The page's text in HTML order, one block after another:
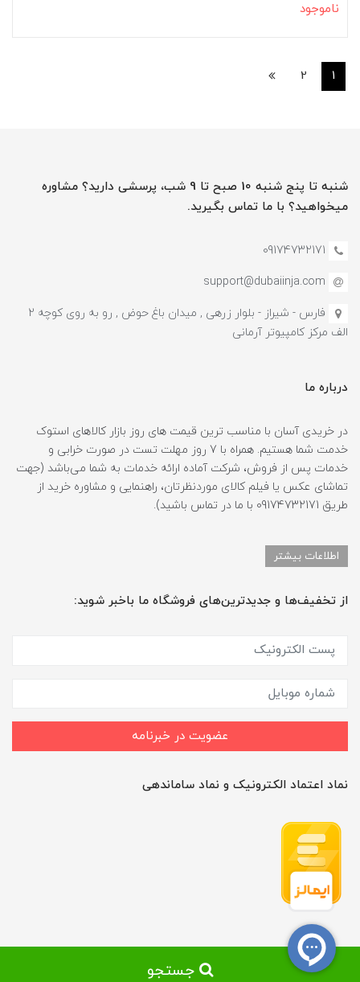
ناموجود
1
2
شنبه تا پنج شنبه 10 صبح تا 9 شب، پرسشی دارید؟ مشاوره
میخواهید؟ با ما تماس بگیرید.
09174732171
support@dubaiinja.com
فارس - شیراز - بلوار زرهی , میدان باغ حوض , رو به روی کوچه 2
الف مرکز کامپیوتر آرمانی
درباره ما
در خریدی آسان با مناسب ترین قیمت های روز بازار کالاهای استوک
خدمت شما هستیم. همراه با 7 روز مهلت تست در صورت خرابی و
خدمات پس از فروش، شرکت آماده ارائه خدمات به شما می‌باشد (جهت
تماشای عکس یا فیلم کالای موردنظرتان، راهنمایی و مشاوره خرید از
طریق 09174732171 با ما در تماس باشید).
اطلاعات بیشتر
از تخفیف‌ها و جدیدترین‌های فروشگاه ما باخبر شوید:
عضویت در خبرنامه
نماد اعتماد الکترونیک و نماد ساماندهی